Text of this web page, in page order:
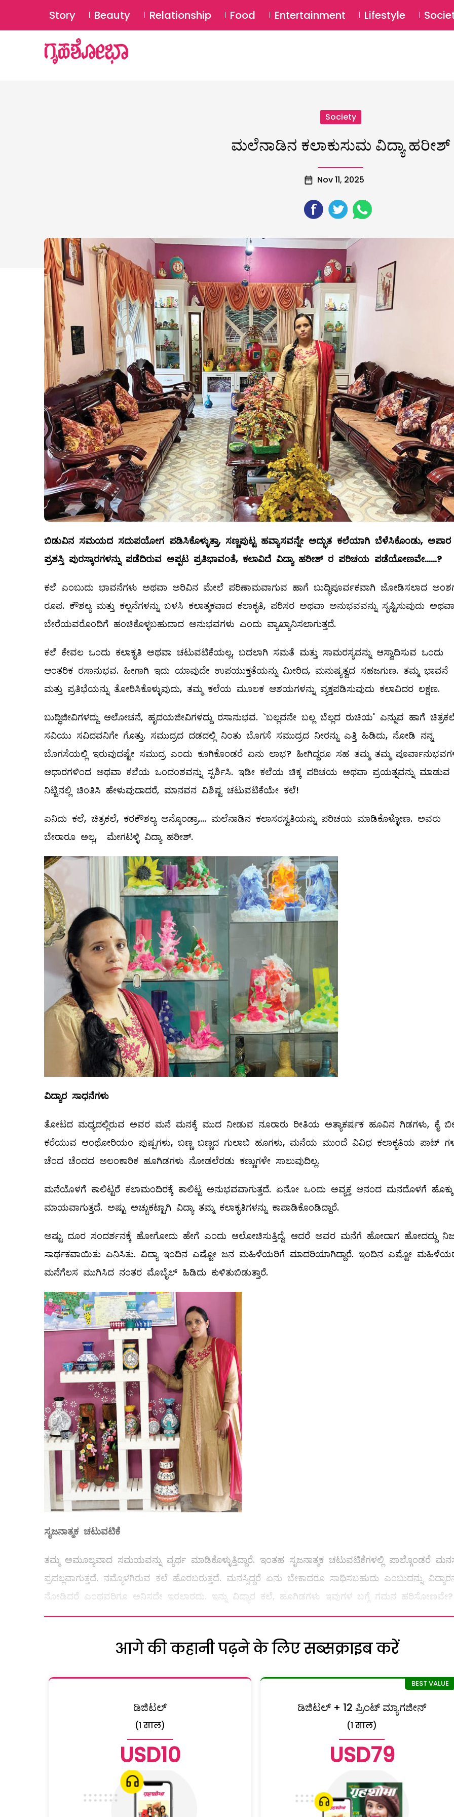
Story Beauty Relationship Food Entertainment Lifestyle
Society
ಮಲೆನಾಡಿನ ಕಲಾಕುಸುಮ ವಿದ್ಯಾ ಹರೀಶ್‌
Nov 11, 2025
ಬಿಡುವಿನ ಸಮಯದ ಸದುಪಯೋಗ ಪಡಿಸಿಕೊಳ್ಳುತ್ತಾ, ಸಣ್ಣಪುಟ್ಟ ಹವ್ಯಾಸವನ್ನೇ ಅದ್ಭುತ ಕಲೆಯಾಗಿ ಬೆಳೆಸಿಕೊಂಡು, ಅಪಾರ
ಪ್ರಶಸ್ತಿ ಪುರಸ್ಕಾರಗಳನ್ನು ಪಡೆದಿರುವ ಅಪ್ಪಟ ಪ್ರತಿಭಾವಂತೆ, ಕಲಾವಿದೆ ವಿದ್ಯಾ ಹರೀಶ್‌ ರ ಪರಿಚಯ ಪಡೆಯೋಣವೇ......?
ಕಲೆ ಎಂಬುದು ಭಾವನೆಗಳು ಅಥವಾ ಅರಿವಿನ ಮೇಲೆ ಪರಿಣಾಮವಾಗುವ ಹಾಗೆ ಬುದ್ಧಿಪೂರ್ವಕವಾಗಿ ಜೋಡಿಸಲಾದ
ರೂಪ. ಕೌಶಲ್ಯ ಮತ್ತು ಕಲ್ಪನೆಗಳನ್ನು ಬಳಸಿ ಕಲಾತ್ಮಕವಾದ ಕಲಾಕೃತಿ, ಪರಿಸರ ಅಥವಾ ಅನುಭವವನ್ನು ಸೃಷ್ಟಿಸುವುದು ಅಥವಾ
ಬೇರೆಯವರೊಂದಿಗೆ ಹಂಚಿಕೊಳ್ಳಬಹುದಾದ ಅನುಭವಗಳು ಎಂದು ವ್ಯಾಖ್ಯಾನಿಸಲಾಗುತ್ತದೆ.
ಕಲೆ ಕೇವಲ ಒಂದು ಕಲಾಕೃತಿ ಅಥವಾ ಚಟುವಟಿಕೆಯಲ್ಲ, ಬದಲಾಗಿ ಸಮತೆ ಮತ್ತು ಸಾಮರಸ್ಯವನ್ನು ಆಸ್ವಾದಿಸುವ ಒಂದು
ಆಂತರಿಕ ರಸಾನುಭವ. ಹೀಗಾಗಿ ಇದು ಯಾವುದೇ ಉಪಯುಕ್ತತೆಯನ್ನು ಮೀರಿದ, ಮನುಷ್ಯತ್ವದ ಸಹಜಗುಣ. ತಮ್ಮ ಭಾವನೆ
ಮತ್ತು ಪ್ರತಿಭೆಯನ್ನು ತೋರಿಸಿಕೊಳ್ಳುವುದು, ತಮ್ಮ ಕಲೆಯ ಮೂಲಕ ಆಶಯಗಳನ್ನು ವ್ಯಕ್ತಪಡಿಸುವುದು ಕಲಾವಿದರ ಲಕ್ಷಣ.
ಬುದ್ಧಿಜೀವಿಗಳದ್ದು ಆಲೋಚನೆ, ಹೃದಯಜೀವಿಗಳದ್ದು ರಸಾನುಭವ. `ಬಲ್ಲವನೇ ಬಲ್ಲ ಬೆಲ್ಲದ ರುಚಿಯ' ಎನ್ನುವ ಹಾಗೆ
ಸವಿಯು ಸವಿದವನಿಗೇ ಗೊತ್ತು. ಸಮುದ್ರದ ದಡದಲ್ಲಿ ನಿಂತು ಬೊಗಸೆ ಸಮುದ್ರದ ನೀರನ್ನು ಎತ್ತಿ ಹಿಡಿದು, ನೋಡಿ ನನ್ನ
ಬೊಗಸೆಯಲ್ಲಿ ಇರುವುದಷ್ಟೇ ಸಮುದ್ರ ಎಂದು ಕೂಗಿಕೊಂಡರೆ ಏನು ಲಾಭ? ಹೀಗಿದ್ದರೂ ಸಹ ತಮ್ಮ ತಮ್ಮ
ಆಧಾರಗಳಿಂದ ಅಥವಾ ಕಲೆಯ ಒಂದಂಶವನ್ನು ಸ್ಪರ್ಶಿಸಿ. ಇಡೀ ಕಲೆಯ ಚಿಕ್ಕ ಪರಿಚಯ ಅಥವಾ ಪ್ರಯತ್ನವನ್ನು ಮಾಡುವ
ನಿಟ್ಟಿನಲ್ಲಿ ಚಿಂತಿಸಿ ಹೇಳುವುದಾದರೆ, ಮಾನವನ ವಿಶಿಷ್ಟ ಚಟುವಟಿಕೆಯೇ ಕಲೆ!
ಏನಿದು ಕಲೆ, ಚಿತ್ರಕಲೆ, ಕರಕೌಶಲ್ಯ ಅನ್ಕೊಂಡ್ರಾ.... ಮಲೆನಾಡಿನ ಕಲಾಸರಸ್ವತಿಯನ್ನು ಪರಿಚಯ ಮಾಡಿಕೊಳ್ಳೋಣ. ಅವರು
ಬೇರಾರೂ ಅಲ್ಲ, ಮೇಗಟಳ್ಳಿ ವಿದ್ಯಾ ಹರೀಶ್‌.
ವಿದ್ಯಾರ ಸಾಧನೆಗಳು
ತೋಟದ ಮಧ್ಯದಲ್ಲಿರುವ ಅವರ ಮನೆ ಮನಕ್ಕೆ ಮುದ ನೀಡುವ ನೂರಾರು ರೀತಿಯ ಅತ್ಯಾಕರ್ಷಕ ಹೂವಿನ ಗಿಡಗಳು, ಕೈ
ಕರೆಯುವ ಆಂಥೋರಿಯಂ ಪುಷ್ಪಗಳು, ಬಣ್ಣ ಬಣ್ಣದ ಗುಲಾಬಿ ಹೂಗಳು, ಮನೆಯ ಮುಂದೆ ವಿವಿಧ ಕಲಾಕೃತಿಯ ಪಾಟ್
ಚೆಂದ ಚೆಂದದ ಅಲಂಕಾರಿಕ ಹೂಗಿಡಗಳು ನೋಡಲೆರಡು ಕಣ್ಣುಗಳೇ ಸಾಲುವುದಿಲ್ಲ.
ಮನೆಯೊಳಗೆ ಕಾಲಿಟ್ಟರೆ ಕಲಾಮಂದಿರಕ್ಕೆ ಕಾಲಿಟ್ಟ ಅನುಭವವಾಗುತ್ತದೆ. ಏನೋ ಒಂದು ಅವ್ಯಕ್ತ ಆನಂದ ಮನದೊಳಗೆ ಹೊಕ್ಕು
ಮಾಯವಾಗುತ್ತದೆ. ಅಷ್ಟು ಅಚ್ಚುಕಟ್ಟಾಗಿ ವಿದ್ಯಾ ತಮ್ಮ ಕಲಾಕೃತಿಗಳನ್ನು ಕಾಪಾಡಿಕೊಂಡಿದ್ದಾರೆ.
ಅಷ್ಟು ದೂರ ಸಂದರ್ಶನಕ್ಕೆ ಹೋಗೋದು ಹೇಗೆ ಎಂದು ಆಲೋಚಿಸುತ್ತಿದ್ದೆ. ಆದರೆ ಅವರ ಮನೆಗೆ ಹೋದಾಗ ಹೋದದ್ದು
ಸಾರ್ಥಕವಾಯಿತು ಎನಿಸಿತು. ವಿದ್ಯಾ ಇಂದಿನ ಎಷ್ಟೋ ಜನ ಮಹಿಳೆಯರಿಗೆ ಮಾದರಿಯಾಗಿದ್ದಾರೆ. ಇಂದಿನ ಎಷ್ಟೋ
ಮನೆಗೆಲಸ ಮುಗಿಸಿದ ನಂತರ ಮೊಬೈಲ್ ‌ಹಿಡಿದು ಕುಳಿತುಬಿಡುತ್ತಾರೆ.
ಸೃಜನಾತ್ಮಕ ಚಟುವಟಿಕೆ
ತಮ್ಮ ಅಮೂಲ್ಯವಾದ ಸಮಯವನ್ನು ವ್ಯರ್ಥ ಮಾಡಿಕೊಳ್ಳುತ್ತಿದ್ದಾರೆ. ಇಂತಹ ಸೃಜನಾತ್ಮಕ ಚಟುವಟಿಕೆಗಳಲ್ಲಿ ಪಾಲ್ಗೊಂಡರೆ
ಪ್ರಪಲ್ಲವಾಗುತ್ತದೆ. ನಮ್ಮೊಳಗಿರುವ ಕಲೆ ಹೊರಬರುತ್ತದೆ. ಮನಸ್ಸಿದ್ದರೆ ಏನು ಬೇಕಾದರೂ ಸಾಧಿಸಬಹುದು ಎಂಬುದನ್ನು
ನೋಡಿದರೆ ಎಂಥವರಿಗೂ ಅನಿಸದೇ ಇರಲಾರದು. ಇನ್ನು ವಿದ್ಯಾರ ಕಲೆ, ಹೂಗಿಡಗಳು ಇವುಗಳ ಬಗ್ಗೆ ಗಮನ ಹರಿಸೋಣವೇ?
आगे की कहानी पढ़ने के लिए सब्सक्राइब करें
ಡಿಜಿಟಲ್
(1 साल)
USD10
ಡಿಜಿಟಲ್ + 12 ಪ್ರಿಂಟ್ ಮ್ಯಾಗಜೀನ್
(1 साल)
USD79